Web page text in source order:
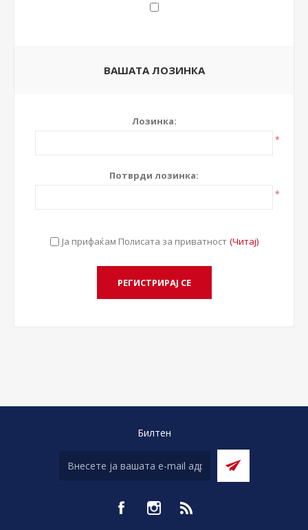
ВАШАТА ЛОЗИНКА
Лозинка:
*
Потврди лозинка:
*
Ја прифаќам Полисата за приватност (Читај)
Билтен